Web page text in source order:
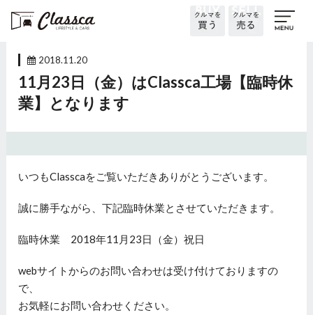
2018.11.20
11月23日（金）はClassca工場【臨時休
業】となります
いつもClasscaをご覧いただきありがとうございます。
誠に勝手ながら、下記臨時休業とさせていただきます。
臨時休業 2018年11月23日（金）祝日
webサイトからのお問い合わせは受け付けておりますの
で、
お気軽にお問い合わせください。